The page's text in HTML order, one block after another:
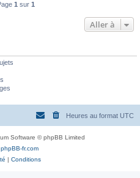
1 sur 1
Aller à
Heures au format UTC
Software © phpBB Limited
phpBB-fr.com
| Conditions